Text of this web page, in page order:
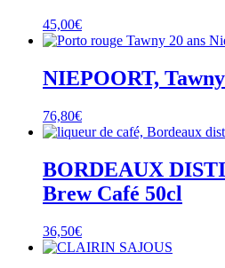
45,00€
NIEPOORT,
76,80€
BORDEAUX
Brew Café 50cl
36,50€